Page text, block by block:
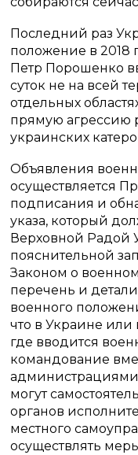
Последний раз
положение в 2018
Петр Порошенко
суток не на всей
отдельных
прямую агрессию
украинских
Объявления
осуществляется
подписания и
указа, который
Верховной Радой
пояснительной
Законом о
перечень и
военного
что в Украине или
где вводится
командование
администрациями
могут
органов
местного
осуществлять